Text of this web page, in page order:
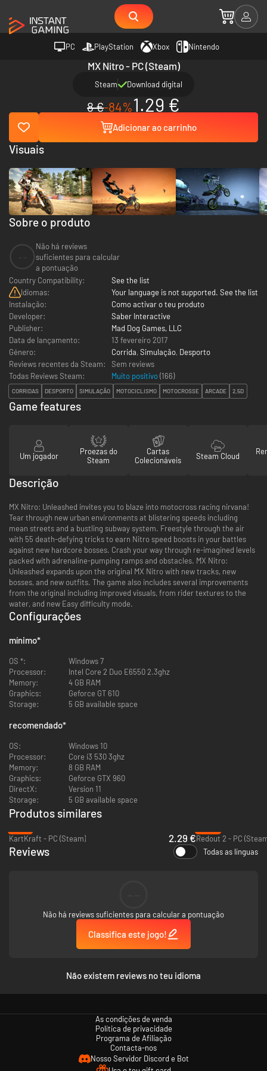
PC PlayStation Xbox Nintendo
MX Nitro - PC (Steam)
Steam Download digital
8 €-84%1.29 €
Adicionar ao carrinho
Sobre o produto
Não há reviews
suficientes para calcular
a pontuação
Country Compatibility:
See the list
Idiomas:
Your language is not supported. See the list
Instalação:
Como activar o teu produto
Developer:
Saber Interactive
Publisher:
Mad Dog Games, LLC
Data de lançamento:
13 fevereiro 2017
Género:
Corrida, Simulação, Desporto
Reviews recentes da Steam:
Sem reviews
Todas Reviews Steam:
Muito positivo(166)
CORRIDAS DESPORTO SIMULAÇÃO MOTOCICLISMO MOTOCROSSE ARCADE 2,5D
Visuais
Game features
Um jogador
Proezas do
Steam
Cartas
Colecionáveis
Steam Cloud
Descrição
MX Nitro: Unleashed invites you to blaze into motocross racing nirvana!
Tear through new urban environments at blistering speeds including
mean streets and a bustling subway system. Freestyle through the air
with 55 death-defying tricks to earn Nitro speed boosts in your battles
against new hardcore bosses. Crash your way through re-imagined levels
packed with adrenaline-pumping ramps and obstacles. MX Nitro:
Unleashed expands upon the original MX Nitro with new tracks, new
bosses, and new outfits. The game also includes several improvements
from the original including improved visuals, from rider textures to the
water, and new Easy difficulty mode.
Configurações
mínimo*
OS *:
Windows 7
Processor:
Intel Core 2 Duo E6550 2.3ghz
Memory:
4 GB RAM
Graphics:
Geforce GT 610
Storage:
5 GB available space
recomendado*
OS:
Windows 10
Processor:
Core i3 530 3ghz
Memory:
8 GB RAM
Graphics:
Geforce GTX 960
DirectX:
Version 11
Storage:
5 GB available space
Produtos similares
KartKraft - PC (Steam)
2.29 €Redout 2 - PC
Reviews Todas as línguas
Não há reviews suficientes para calcular a pontuação
Classifica este jogo!
Não existem reviews no teu idioma
As condições de venda
Política de privacidade
Programa de Afiliação
Contacta-nos
Nosso Servidor Discord e Bot